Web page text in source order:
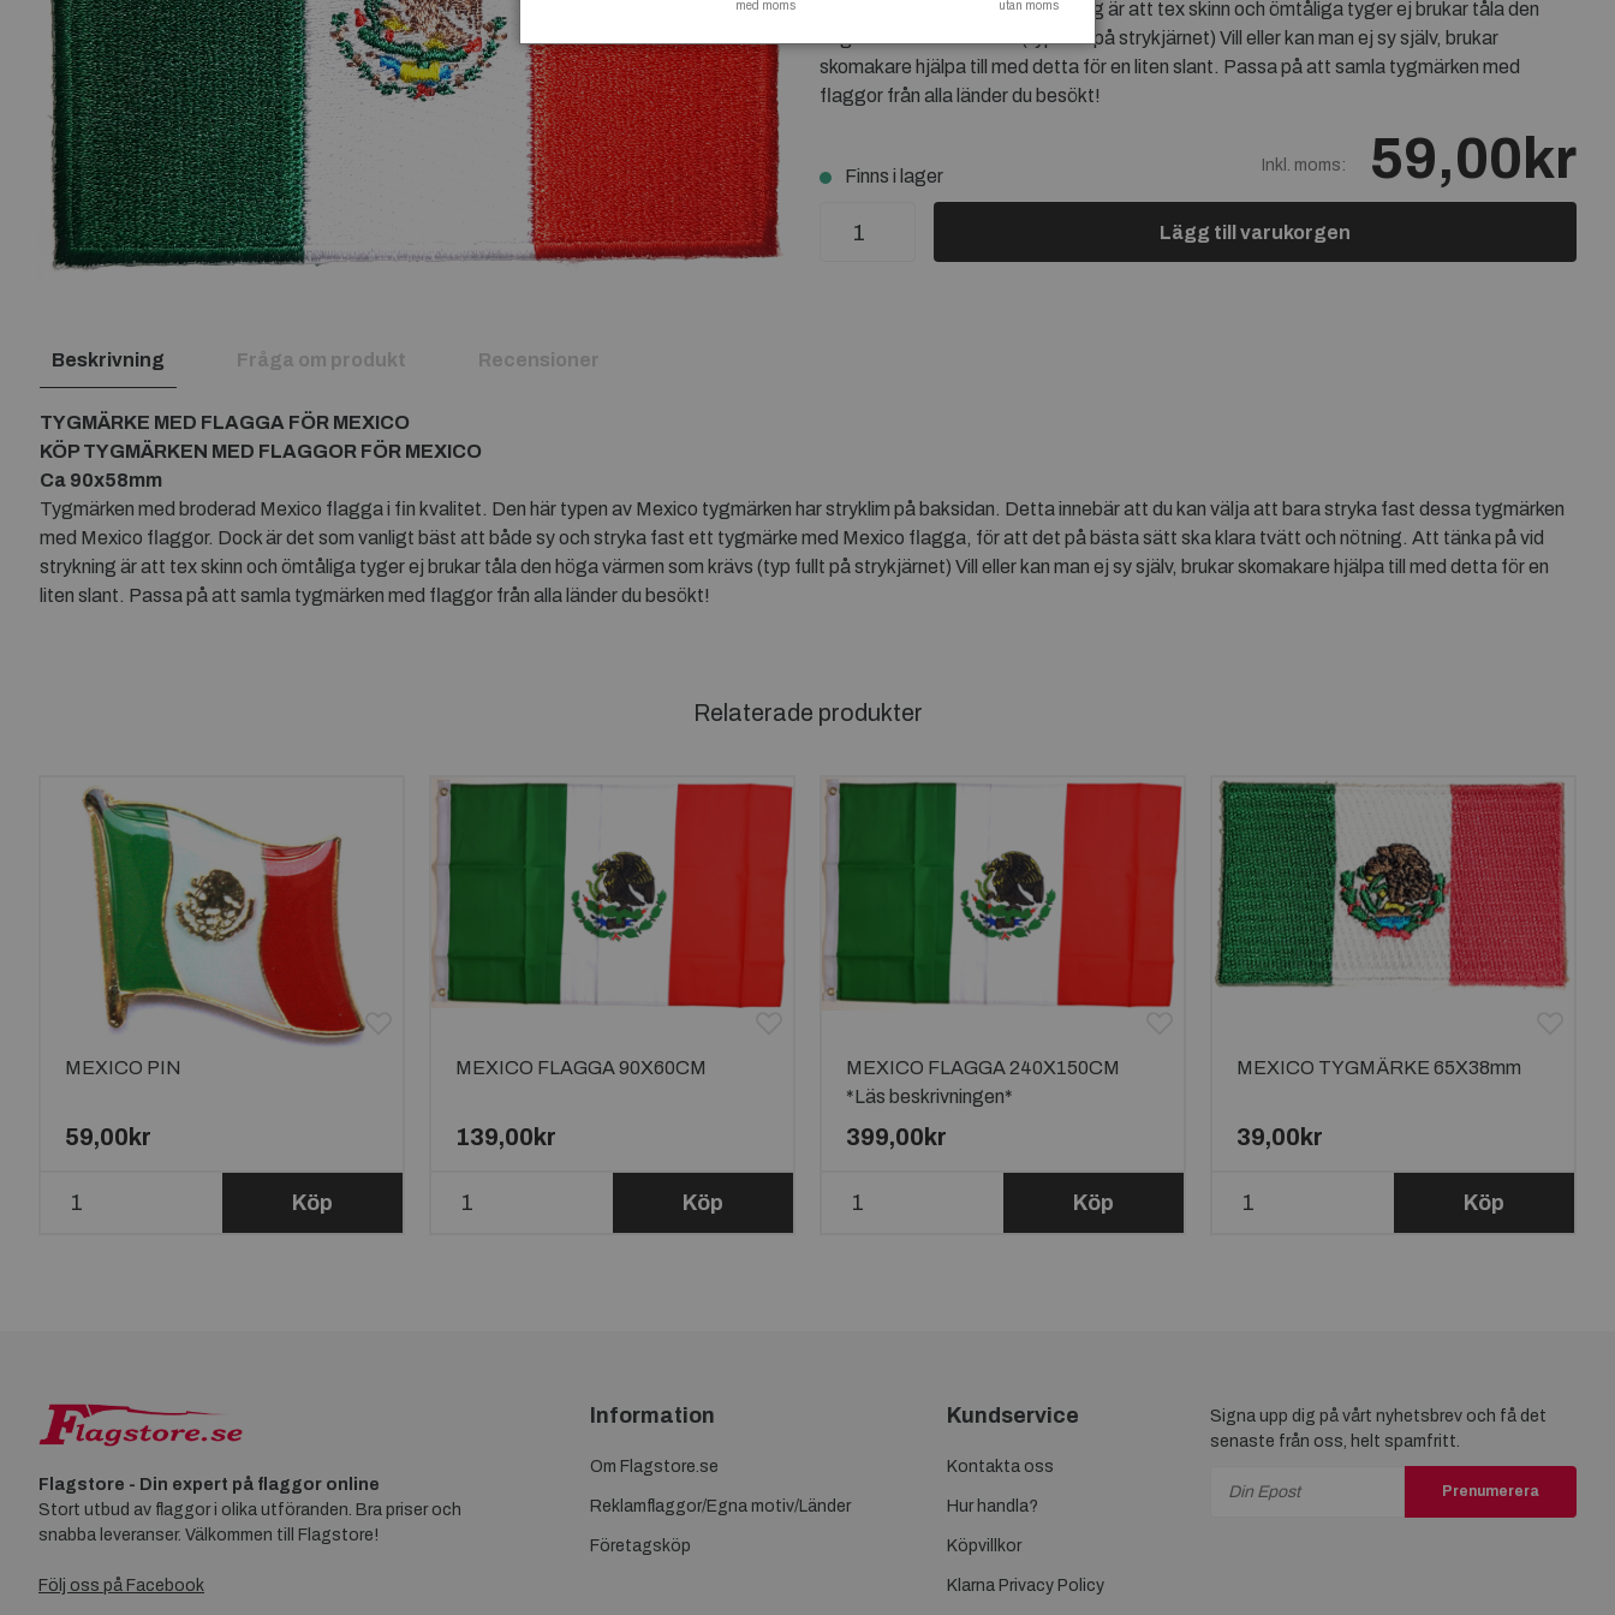
nötning. Att tänka på vid strykning är att tex skinn och ömtåliga tyger ej brukar tåla den
höga värmen som krävs (typ fullt på strykjärnet) Vill eller kan man ej sy själv, brukar
skomakare hjälpa till med detta för en liten slant. Passa på att samla tygmärken med
flaggor från alla länder du besökt!
Finns i lager
Inkl. moms: 59,00kr
Lägg till varukorgen
Beskrivning Fråga om produkt Recensioner
TYGMÄRKE MED FLAGGA FÖR MEXICO
KÖP TYGMÄRKEN MED FLAGGOR FÖR MEXICO
Ca 90x58mm
Tygmärken med broderad Mexico flagga i fin kvalitet. Den här typen av Mexico tygmärken har stryklim på baksidan. Detta innebär att du kan välja att bara stryka fast dessa tygmärken
med Mexico flaggor. Dock är det som vanligt bäst att både sy och stryka fast ett tygmärke med Mexico flagga, för att det på bästa sätt ska klara tvätt och nötning. Att tänka på vid
strykning är att tex skinn och ömtåliga tyger ej brukar tåla den höga värmen som krävs (typ fullt på strykjärnet) Vill eller kan man ej sy själv, brukar skomakare hjälpa till med detta för en
liten slant. Passa på att samla tygmärken med flaggor från alla länder du besökt!
Relaterade produkter
MEXICO PIN
59,00kr
Köp
MEXICO FLAGGA 90X60CM
139,00kr
Köp
MEXICO FLAGGA 240X150CM
*Läs beskrivningen*
399,00kr
Köp
MEXICO TYGMÄRKE 65X38mm
39,00kr
Köp
Flagstore - Din expert på flaggor online
Stort utbud av flaggor i olika utföranden. Bra priser och
snabba leveranser. Välkommen till Flagstore!
Följ oss på Facebook
Information
Om Flagstore.se
Reklamflaggor/Egna motiv/Länder
Företagsköp
Kundservice
Kontakta oss
Hur handla?
Köpvillkor
Klarna Privacy Policy
Signa upp dig på vårt nyhetsbrev och få det
senaste från oss, helt spamfritt.
Prenumerera
med moms utan moms